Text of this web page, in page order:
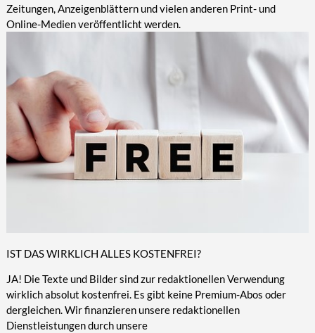
Zeitungen, Anzeigenblättern und vielen anderen Print- und
Online-Medien veröffentlicht werden.
IST DAS WIRKLICH ALLES KOSTENFREI?
JA! Die Texte und Bilder sind zur redaktionellen Verwendung
wirklich absolut kostenfrei. Es gibt keine Premium-Abos oder
dergleichen. Wir finanzieren unsere redaktionellen
Dienstleistungen durch unsere